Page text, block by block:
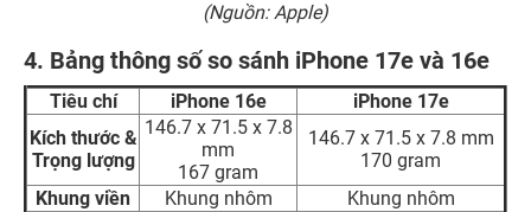
(Nguồn: Apple)
4. Bảng thông số so sánh iPhone 17e và 16e
Tiêu chí iPhone 16e
iPhone 17e
Kích thước &
Trọng lượng
146.7 x 71.5 x 7.8
mm
167 gram
146.7 x 71.5 x 7.8 mm
170 gram
Khung viền
Khung nhôm Khung nhôm